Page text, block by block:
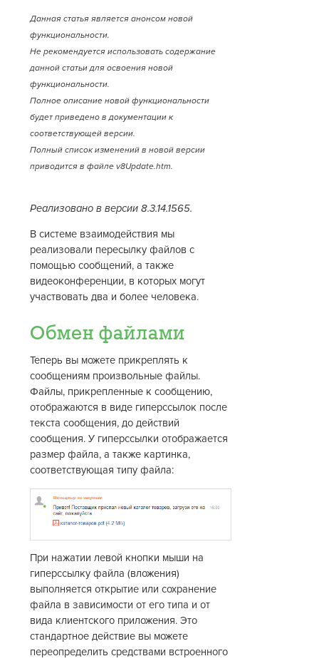
Данная статья является анонсом новой
функциональности.
Не рекомендуется использовать содержание
данной статьи для освоения новой
функциональности.
Полное описание новой функциональности
будет приведено в документации к
соответствующей версии.
Полный список изменений в новой версии
приводится в файле v8Update.htm.
Реализовано в версии 8.3.14.1565.
В системе взаимодействия мы
реализовали пересылку файлов с
помощью сообщений, а также
видеоконференции, в которых могут
участвовать два и более человека.
Обмен файлами
Теперь вы можете прикреплять к
сообщениям произвольные файлы.
Файлы, прикрепленные к сообщению,
отображаются в виде гиперссылок после
текста сообщения, до действий
сообщения. У гиперссылки отображается
размер файла, а также картинка,
соответствующая типу файла:
При нажатии левой кнопки мыши на
гиперссылку файла (вложения)
выполняется открытие или сохранение
файла в зависимости от его типа и от
вида клиентского приложения. Это
стандартное действие вы можете
переопределить средствами встроенного